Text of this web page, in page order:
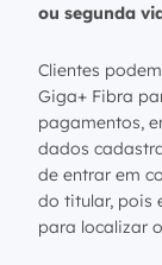
ou segunda
Clientes
Giga+ Fibra
pagamentos,
dados
de entrar em
do titular, pois
para localizar